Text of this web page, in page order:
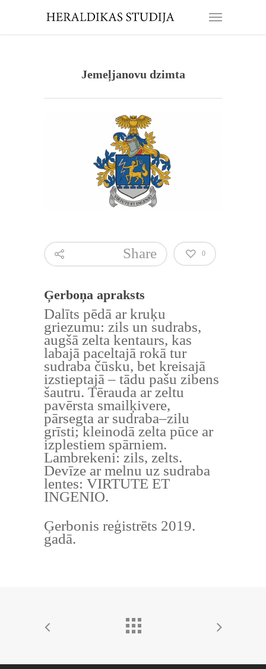
Jemeļjanovu dzimta
Share 0
Ģerboņa apraksts
Dalīts pēdā ar kruķu
griezumu: zils un sudrabs,
augšā zelta kentaurs, kas
labajā paceltajā rokā tur
sudraba čūsku, bet kreisajā
izstieptajā – tādu pašu zibens
šautru. Tērauda ar zeltu
pavērsta smailķivere,
pārsegta ar sudraba–zilu
grīsti; kleinodā zelta pūce ar
izplestiem spārniem.
Lambrekeni: zils, zelts.
Devīze ar melnu uz sudraba
lentes: VIRTUTE ET
INGENIO.
Ģerbonis reģistrēts 2019.
gadā.